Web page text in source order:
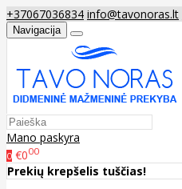
+37067036834 info@tavonoras.lt
Navigacija
Mano paskyra
0 €000
Prekių krepšelis tuščias!